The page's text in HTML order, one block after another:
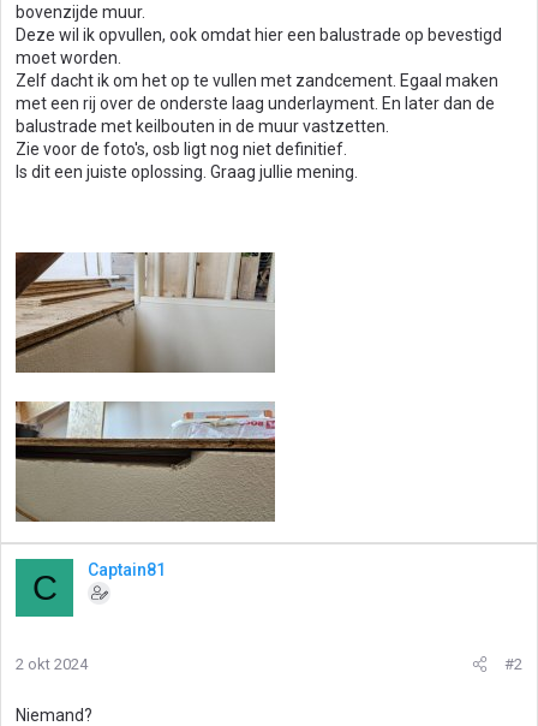
bovenzijde muur.
Deze wil ik opvullen, ook omdat hier een balustrade op bevestigd
moet worden.
Zelf dacht ik om het op te vullen met zandcement. Egaal maken
met een rij over de onderste laag underlayment. En later dan de
balustrade met keilbouten in de muur vastzetten.
Zie voor de foto's, osb ligt nog niet definitief.
Is dit een juiste oplossing. Graag jullie mening.
C Captain81
2 okt 2024 #2
Niemand?